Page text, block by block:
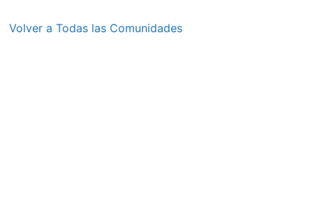
Volver a Todas las Comunidades